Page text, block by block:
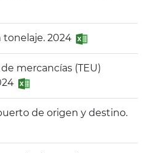
2024
mercancías (TEU)
de origen y destino.